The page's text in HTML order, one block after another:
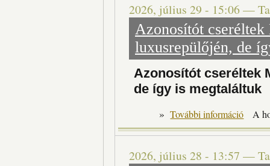
2026, július 29 - 15:06—
Azonosítót
luxusrepülőjén, de
Azonosítót cseréltek
de így is megtaláltuk
» További információ A
2026, július 28 - 13:57 —